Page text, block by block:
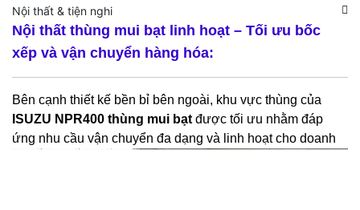
Nội thất & tiện nghi
Nội thất thùng mui bạt linh hoạt – Tối ưu bốc
xếp và vận chuyển hàng hóa:
Bên cạnh thiết kế bền bỉ bên ngoài, khu vực thùng của
ISUZU NPR400 thùng mui bạt được tối ưu nhằm đáp
ứng nhu cầu vận chuyển đa dạng và linh hoạt cho doanh